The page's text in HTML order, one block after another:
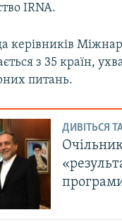
IRNA.
з 35 країн,
питань.
ДИВІТЬСЯ